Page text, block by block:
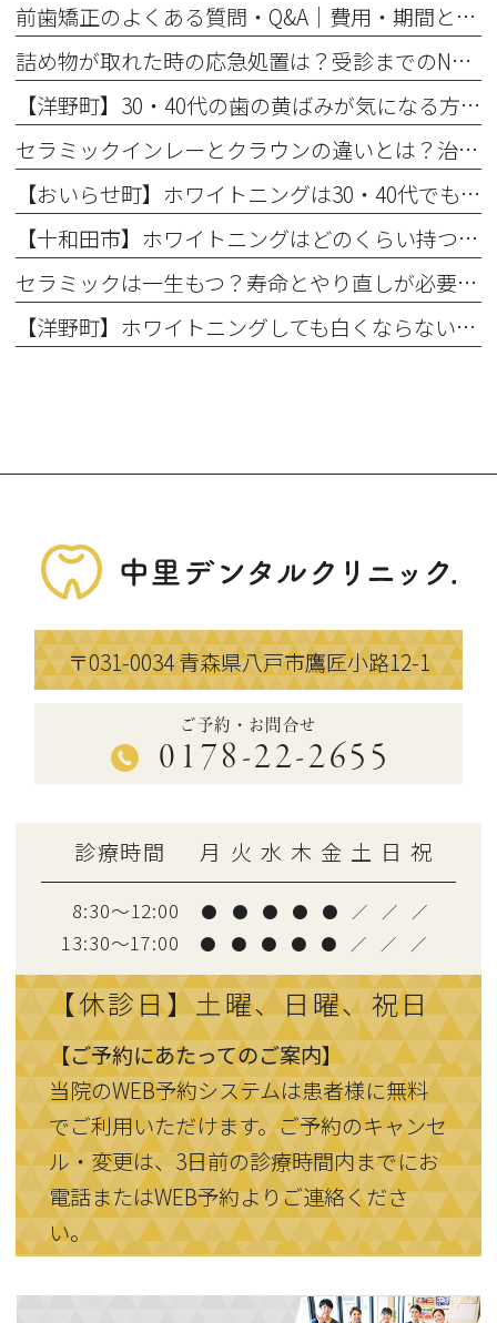
前歯矯正のよくある質問・Q&A｜費用・期間と部分矯正の適応を解説
詰め物が取れた時の応急処置は？受診までのNG行動と放置リスク
【洋野町】30・40代の歯の黄ばみが気になる方へ｜ホワイトニングで変わる歯と印象
セラミックインレーとクラウンの違いとは？治療範囲別に適した選択肢を解説
【おいらせ町】ホワイトニングは30・40代でも効果ある？年代別の特徴と始める前に知っておきたいこと
【十和田市】ホワイトニングはどのくらい持つ？持続期間と長持ちさせるコツ
セラミックは一生もつ？寿命とやり直しが必要になるケース
【洋野町】ホワイトニングしても白くならない理由とは？効果が出にくい人の特徴
〒031-0034青森県八戸市鷹匠小路12-1
ご予約・お問合せ
0178-22-2655
診療時間 月 火 水 木 金 土 日 祝
8:30～12:00 ● ● ● ● ● ／ ／ ／
13:30〜17:00 ● ● ● ● ● ／ ／ ／
【休診日】土曜、日曜、祝日
【ご予約にあたってのご案内】
当院のWEB予約システムは患者様に無料
でご利用いただけます。ご予約のキャンセ
ル・変更は、3日前の診療時間内までにお
電話またはWEB予約よりご連絡くださ
い。